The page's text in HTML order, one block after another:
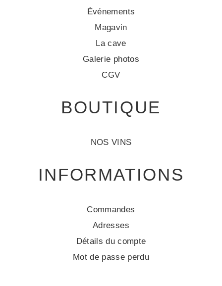
Événements
Magavin
La cave
Galerie photos
CGV
BOUTIQUE
NOS VINS
INFORMATIONS
Commandes
Adresses
Détails du compte
Mot de passe perdu